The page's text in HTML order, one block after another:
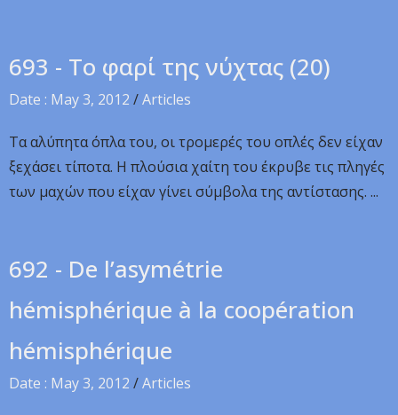
693 - Το φαρί της νύχτας (20)
Date : May 3, 2012 /Articles
Τα αλύπητα όπλα του, οι τρομερές του οπλές δεν είχαν
ξεχάσει τίποτα. Η πλούσια χαίτη του έκρυβε τις πληγές
των μαχών που είχαν γίνει σύμβολα της αντίστασης. ...
692 - De l’asymétrie
hémisphérique à la coopération
hémisphérique
Date : May 3, 2012 /Articles